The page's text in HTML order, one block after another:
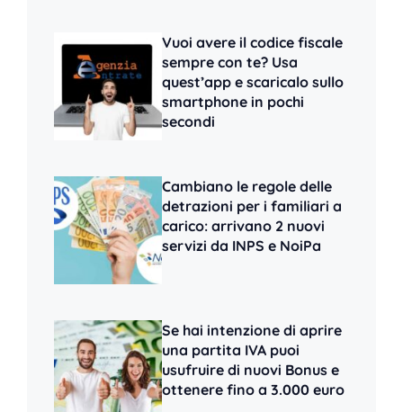
Vuoi avere il codice fiscale
sempre con te? Usa
quest’app e scaricalo sullo
smartphone in pochi
secondi
Cambiano le regole delle
detrazioni per i familiari a
carico: arrivano 2 nuovi
servizi da INPS e NoiPa
Se hai intenzione di aprire
una partita IVA puoi
usufruire di nuovi Bonus e
ottenere fino a 3.000 euro